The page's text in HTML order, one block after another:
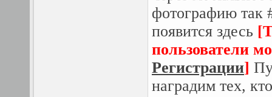
фотографию так
появится здесь
пользователи
Регистрации]
наградим тех,